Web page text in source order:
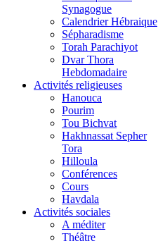
Synagogue
Calendrier Hébraique
Sépharadisme
Torah Parachiyot
Dvar Thora
Hebdomadaire
Activités religieuses
Hanouca
Pourim
Tou Bichvat
Hakhnassat Sepher
Tora
Hilloula
Conférences
Cours
Havdala
Activités sociales
A méditer
Théâtre